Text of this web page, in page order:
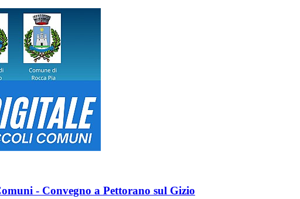
- Convegno a Pettorano sul Gizio